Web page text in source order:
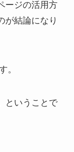
ージの活用方
が結論になり
。
ということで